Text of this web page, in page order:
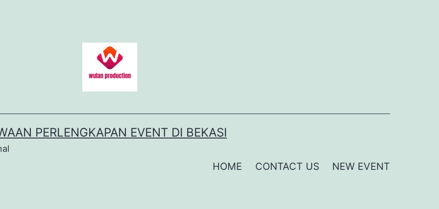
PERLENGKAPAN EVENT DI BEKASI
HOME CONTACT US NEW EVENT